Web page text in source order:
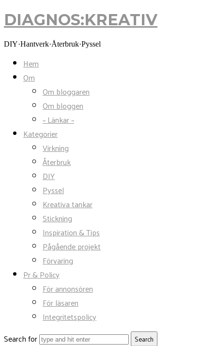
DIAGNOS:KREATIV
DIAGNOS:KREATIV
DIY·Hantverk·Återbruk·Pyssel
Hem
Om
Om bloggaren
Om bloggen
~ Länkar ~
Kategorier
Virkning
Återbruk
DIY
Pyssel
Kreativa tankar
Stickning
Inspiration & Tips
Pågående projekt
Förvaring
Pr & Policy
För annonsören
För läsaren
Integritetspolicy
Search for